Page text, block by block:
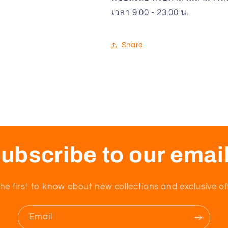
เวลา 9.00 - 23.00 น.
Share
to our
first to know about new collections and exclusive
Email